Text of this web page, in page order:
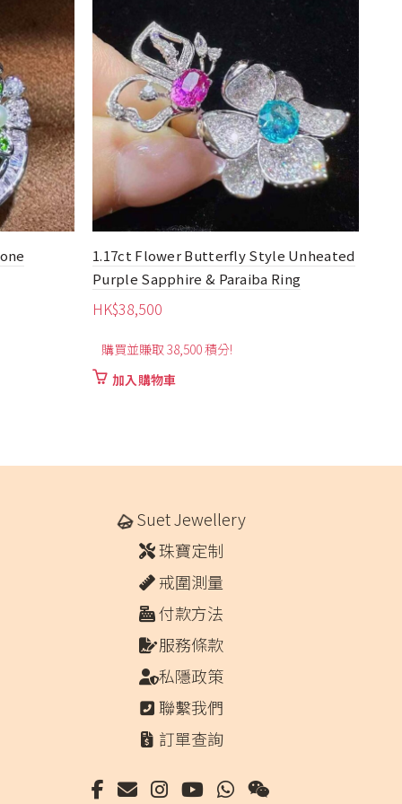
1.17ct Flower Butterfly Style Unheated
Purple Sapphire & Paraiba Ring
HK$38,500
購買並賺取 38,500 積分!
加入購物車
Suet Jewellery
珠寶定制
戒圍測量
付款方法
服務條款
私隱政策
聯繫我們
訂單查詢